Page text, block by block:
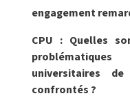
engagement
CPU : Quelles
universitaires
confrontés ?